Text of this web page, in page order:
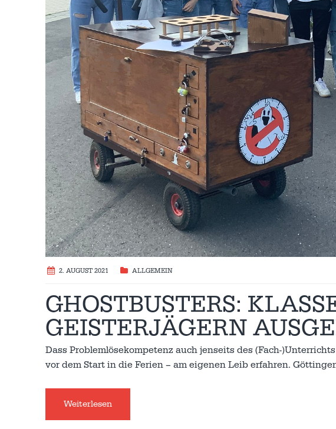
2. AUGUST 2021 ALLGEMEIN
GHOSTBUSTERS:
GEISTERJÄGERN
Dass Problemlösekompetenz auch jenseits des (Fach-
vor dem Start in die Ferien – am eigenen Leib erfahren.
Weiterlesen